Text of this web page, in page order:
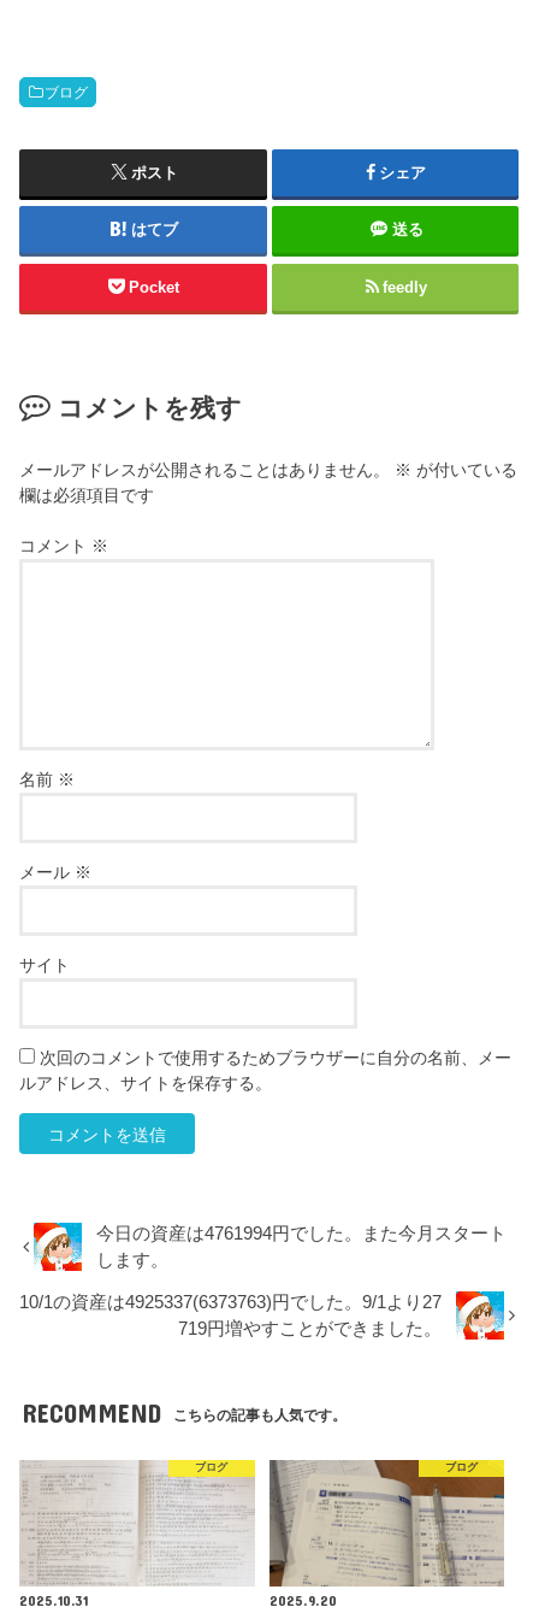
ブログ
ポスト シェア
はてブ 送る
Pocket feedly
コメントを残す
メールアドレスが公開されることはありません。 ※ が付いている
欄は必須項目です
コメント ※
名前 ※
メール ※
サイト
次回のコメントで使用するためブラウザーに自分の名前、メー
ルアドレス、サイトを保存する。
今日の資産は4761994円でした。また今月スタート
します。
10/1の資産は4925337(6373763)円でした。9/1より27
719円増やすことができました。
RECOMMEND こちらの記事も人気です。
ブログ
2025.10.31
ブログ
2025.9.20